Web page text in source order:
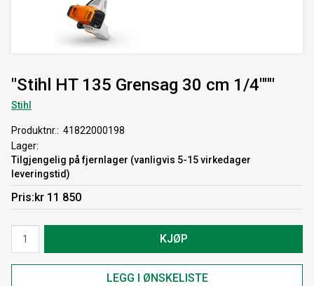
"Stihl HT 135 Grensag 30 cm 1/4"""
Stihl
Produktnr.
41822000198
Lager
Tilgjengelig på fjernlager (vanligvis 5-15 virkedager
leveringstid)
Pris kr 11 850
KJØP
LEGG I ØNSKELISTE